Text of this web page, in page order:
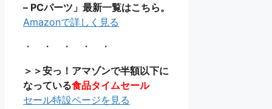
– PCパーツ」最新一覧はこちら。
Amazonで詳しく見る
・ ・ ・ ・ ・
＞＞安っ！アマゾンで半額以下に
なっている食品タイムセール
セール特設ページを見る